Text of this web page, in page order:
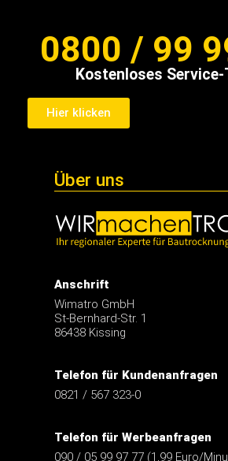
0800 / 99
Kostenloses
Hier klicken
Über uns
Anschrift
Wimatro GmbH
St-Bernhard-Str. 1
86438 Kissing
Telefon für Kundenanfragen
0821 / 567 323-0
Telefon für Werbeanfragen
090 / 05 99 97 77 (1,99 Euro/